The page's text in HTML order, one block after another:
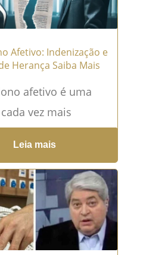
Afetivo: Indenização e
Herança Saiba Mais
afetivo é uma
vez mais
pela justiça
especialmente em
a ausência de
Leia
Leia mais